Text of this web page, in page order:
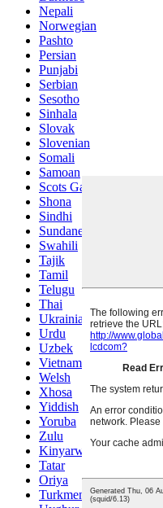
Nepali
Norwegian
Pashto
Persian
Punjabi
Serbian
Sesotho
Sinhala
Slovak
Slovenian
Somali
Samoan
Scots Gaelic
Shona
Sindhi
Sundanese
Swahili
Tajik
Tamil
Telugu
Thai
Ukrainian
Urdu
Uzbek
Vietnamese
Welsh
Xhosa
Yiddish
Yoruba
Zulu
Kinyarwanda
Tatar
Oriya
Turkmen